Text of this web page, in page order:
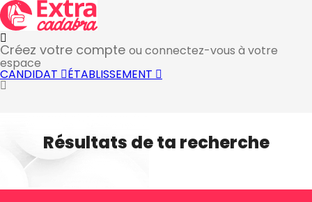
Créez votre compte ou connectez-vous à votre
espace
CANDIDAT ÉTABLISSEMENT
Résultats de ta recherche